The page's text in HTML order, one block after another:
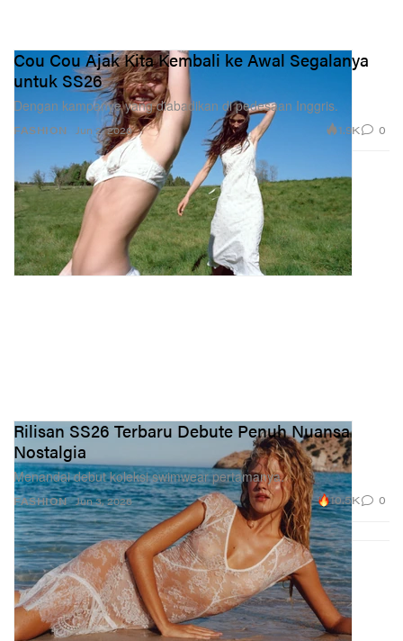
FASHION
Cou Cou Ajak Kita Kembali ke Awal Segalanya
untuk SS26
Dengan kampanye yang diabadikan di pedesaan Inggris.
Jun 2, 2026 1.9K 0
FASHION
Rilisan SS26 Terbaru Debute Penuh Nuansa
Nostalgia
Menandai debut koleksi swimwear pertamanya.
Jun 3, 2026 10.5K 0